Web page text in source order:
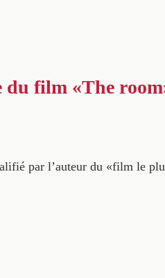
du film «The
par l’auteur du «film le